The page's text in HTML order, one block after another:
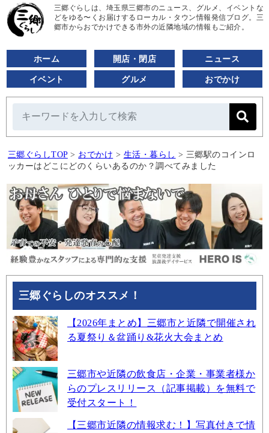
三郷ぐらしは、埼玉県三郷市のニュース、グルメ、イベントな
どをゆる〜くお届けするローカル・タウン情報発信ブログ。三
郷市からおでかけできる市外の近隣地域の情報もご紹介。
ホーム 開店・閉店 ニュース
イベント グルメ おでかけ
三郷ぐらしTOP > おでかけ > 生活・暮らし > 三郷駅のコインロ
ッカーはどこにどのくらいあるのか？調べてみました
三郷ぐらしのオススメ！
【2026年まとめ】三郷市と近隣で開催され
る夏祭り＆盆踊り&花火大会まとめ
三郷市や近隣の飲食店・企業・事業者様か
らのプレスリリース（記事掲載）を無料で
受付スタート！
【三郷市近隣の情報求む！】写真付きで情